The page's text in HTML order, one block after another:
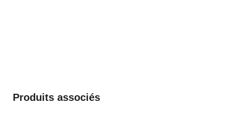
Produits associés